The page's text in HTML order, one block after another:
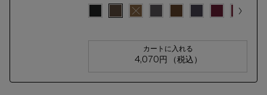
サウンド ブラック 01 のカラー ハード フォーミュラ
選択済み
シール ブラウン 02 のカラー ハード フォーミ
選択済み
商品バリエーションは在庫切れです, ウ
ストーン グレイ 05 のカラー ハー
エイコーン 06 のカラー ハ
アッシュ グレイ 14
選択済み
ダーク バーガ
選択済み
シグネチ
カートに入れる
4,070円
（税込）
ハード フォーミュラ ハ